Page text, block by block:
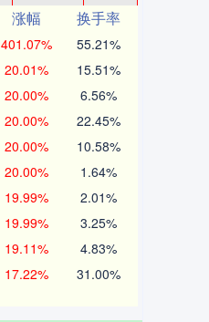
涨幅
换手率
401.07% 55.21%
20.01% 15.51%
20.00% 6.56%
20.00% 22.45%
20.00% 10.58%
20.00% 1.64%
19.99% 2.01%
19.99% 3.25%
19.11% 4.83%
17.22% 31.00%